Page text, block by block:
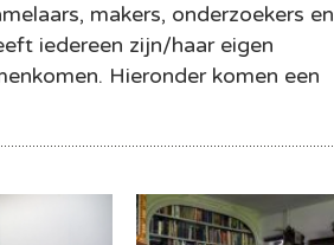
makers, onderzoekers en
iedereen zijn/haar eigen
Hieronder komen een